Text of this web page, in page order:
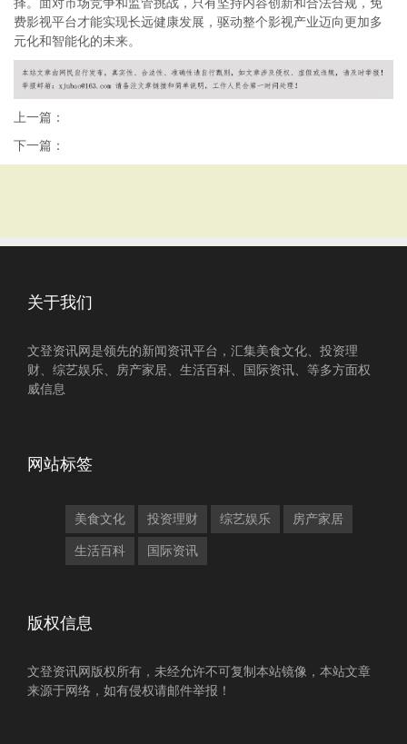
费影视平台才能实现长远健康发展，驱动整个影视产业迈向更加多
元化和智能化的未来。
上一篇：
下一篇：
关于我们
文登资讯网是领先的新闻资讯平台，汇集美食文化、投资理
财、综艺娱乐、房产家居、生活百科、国际资讯、等多方面权
威信息
网站标签
美食文化 投资理财 综艺娱乐 房产家居
生活百科 国际资讯
版权信息
文登资讯网版权所有，未经允许不可复制本站镜像，本站文章
来源于网络，如有侵权请邮件举报！